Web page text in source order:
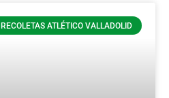
RECOLETAS ATLÉTICO VALLADOLID